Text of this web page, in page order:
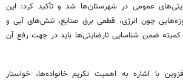
عمومی در شهرستان‌ها شد و تأکید کرد: این
چون انرژی، قطعی برق صنایع، تنش‌های آبی و
کمیته ضمن شناسایی نارضایتی‌ها باید در جهت رفع آن
با اشاره به اهمیت تکریم خانواده‌ها، خواستار